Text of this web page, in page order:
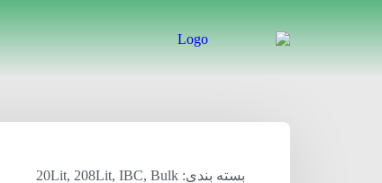
بسته بندی: 20Lit, 208Lit, IBC, Bulk